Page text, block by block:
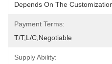
Depends On The
Payment Terms:
T/T,L/C,Negotiable
Supply Ability: